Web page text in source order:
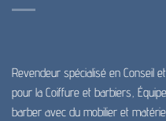
Revendeur spécialisé en Conseil
pour la Coiffure et barbiers,
barber avec du mobilier et